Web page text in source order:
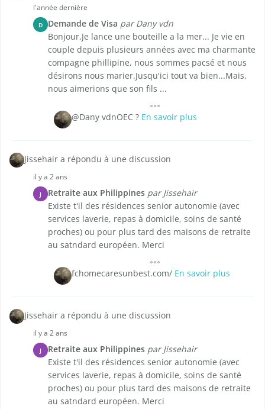
l'année dernière
D Demande de Visa par Dany vdn
Bonjour,Je lance une bouteille a la mer... Je vie en
couple depuis plusieurs années avec ma charmante
compagne phillipine, nous sommes pacsé et nous
désirons nous marier.Jusqu'ici tout va bien...Mais,
nous aimerions que son fils ...
@Dany vdnOEC ? En savoir plus
Jissehair a répondu à une discussion
il y a 2 ans
J Retraite aux Philippines par Jissehair
Existe t'il des résidences senior autonomie (avec
services laverie, repas à domicile, soins de santé
proches) ou pour plus tard des maisons de retraite
au satndard européen. Merci
fchomecaresunbest.com/ En savoir plus
Jissehair a répondu à une discussion
il y a 2 ans
J Retraite aux Philippines par Jissehair
Existe t'il des résidences senior autonomie (avec
services laverie, repas à domicile, soins de santé
proches) ou pour plus tard des maisons de retraite
au satndard européen. Merci